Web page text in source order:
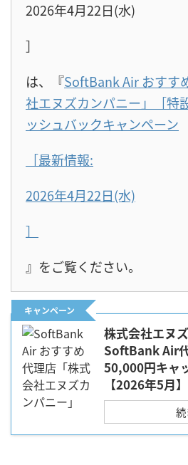
2026年4月22日(水)
］
は、『SoftBank Air おすす
社エヌズカンパニー」［特
ッシュバックキャンペーン
［最新情報:
2026年4月22日(水)
］
』をご覧ください。
キャンペーン
株式会社エヌ
SoftBank Air
50,000円キャ
【2026年5月】